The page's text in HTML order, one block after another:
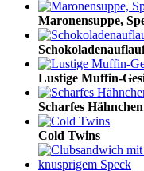
Maronensuppe,
Lustige Muffin-
Scharfes
Cold Twins